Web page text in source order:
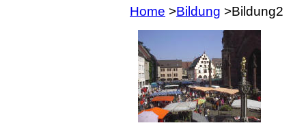
Home >Bildung >Bildung2